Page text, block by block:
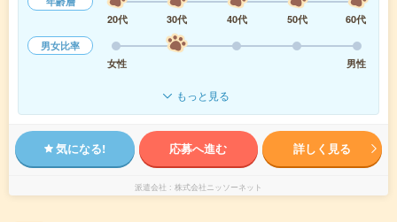
20代
30代 40代 50代
60代
男女比率
女性
男性
もっと見る
気になる! 応募へ進む 詳しく見る
派遣会社 株式会社ニッソーネット